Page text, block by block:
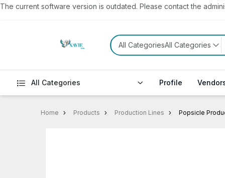
The current software version is outdated. Please contact the
All CategoriesAll Categories
All Categories Profile
Home Products Production Lines Popsicle